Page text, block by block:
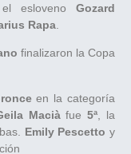
esloveno Gozard
Rapa
finalizaron la Copa
en la categoría
Maciàfue5ª , la
Emily Pescetto y